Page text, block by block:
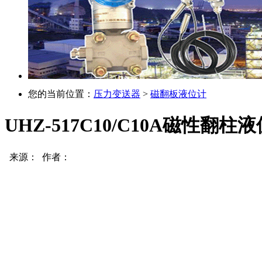
您的当前位置： 压力变送器 > 磁翻板液位计
UHZ-517C10/C10A磁性翻柱液
来源： 作者：